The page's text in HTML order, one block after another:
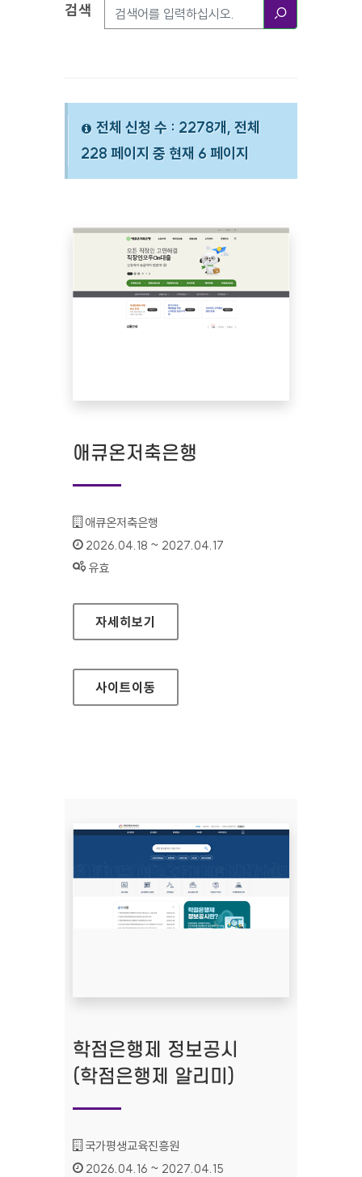
검색옵션
검색
전체 신청 수 : 2278개, 전체
228 페이지 중 현재 6 페이지
애큐온저축은행
기관명 :
애큐온저축은행
인증기간 :
2026.04.18 ~ 2027.04.17
상태 :
유효
애큐온저축은행
자세히보기
사이트이동
학점은행제 정보공시
(학점은행제 알리미)
기관명 :
국가평생교육진흥원
인증기간 :
2026.04.16 ~ 2027.04.15